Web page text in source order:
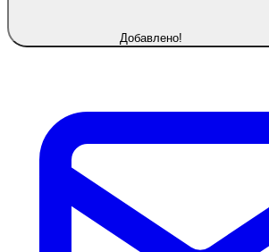
Добавлено!